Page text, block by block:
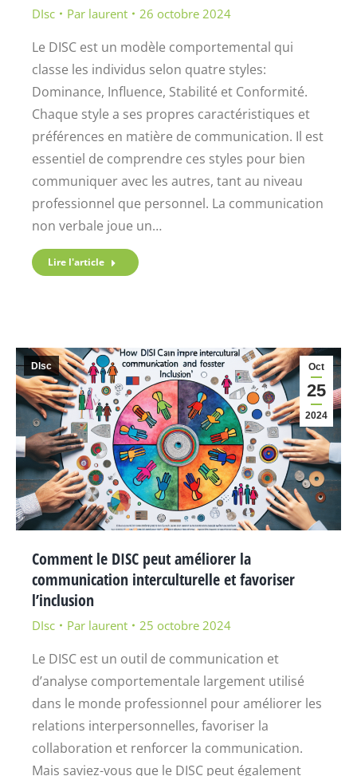
DIsc Par laurent 26 octobre 2024
Le DISC est un modèle comportemental qui
classe les individus selon quatre styles:
Dominance, Influence, Stabilité et Conformité.
Chaque style a ses propres caractéristiques et
préférences en matière de communication. Il est
essentiel de comprendre ces styles pour bien
communiquer avec les autres, tant au niveau
professionnel que personnel. La communication
non verbale joue un…
Lire l'article
Oct
25
2024
DIsc
Comment le DISC peut améliorer la
communication interculturelle et favoriser
l’inclusion
DIsc Par laurent 25 octobre 2024
Le DISC est un outil de communication et
d’analyse comportementale largement utilisé
dans le monde professionnel pour améliorer les
relations interpersonnelles, favoriser la
collaboration et renforcer la communication.
Mais saviez-vous que le DISC peut également